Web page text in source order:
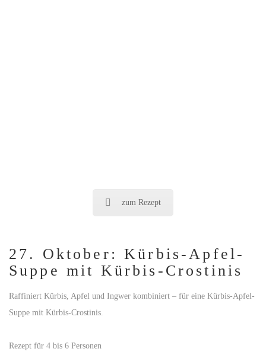
zum Rezept
27. Oktober: Kürbis-Apfel-
Suppe mit Kürbis-Crostinis
Raffiniert Kürbis, Apfel und Ingwer kombiniert – für eine Kürbis-Apfel-
Suppe mit Kürbis-Crostinis.
Rezept für 4 bis 6 Personen